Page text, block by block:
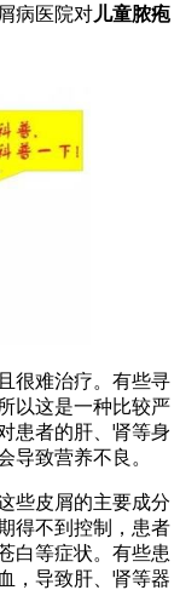
病医院对儿童脓疱
难治疗。有些寻
以这是一种比较严
患者的肝、肾等身
导致营养不良。
皮屑的主要成分
得不到控制，患者
白等症状。有些患
，导致肝、肾等器